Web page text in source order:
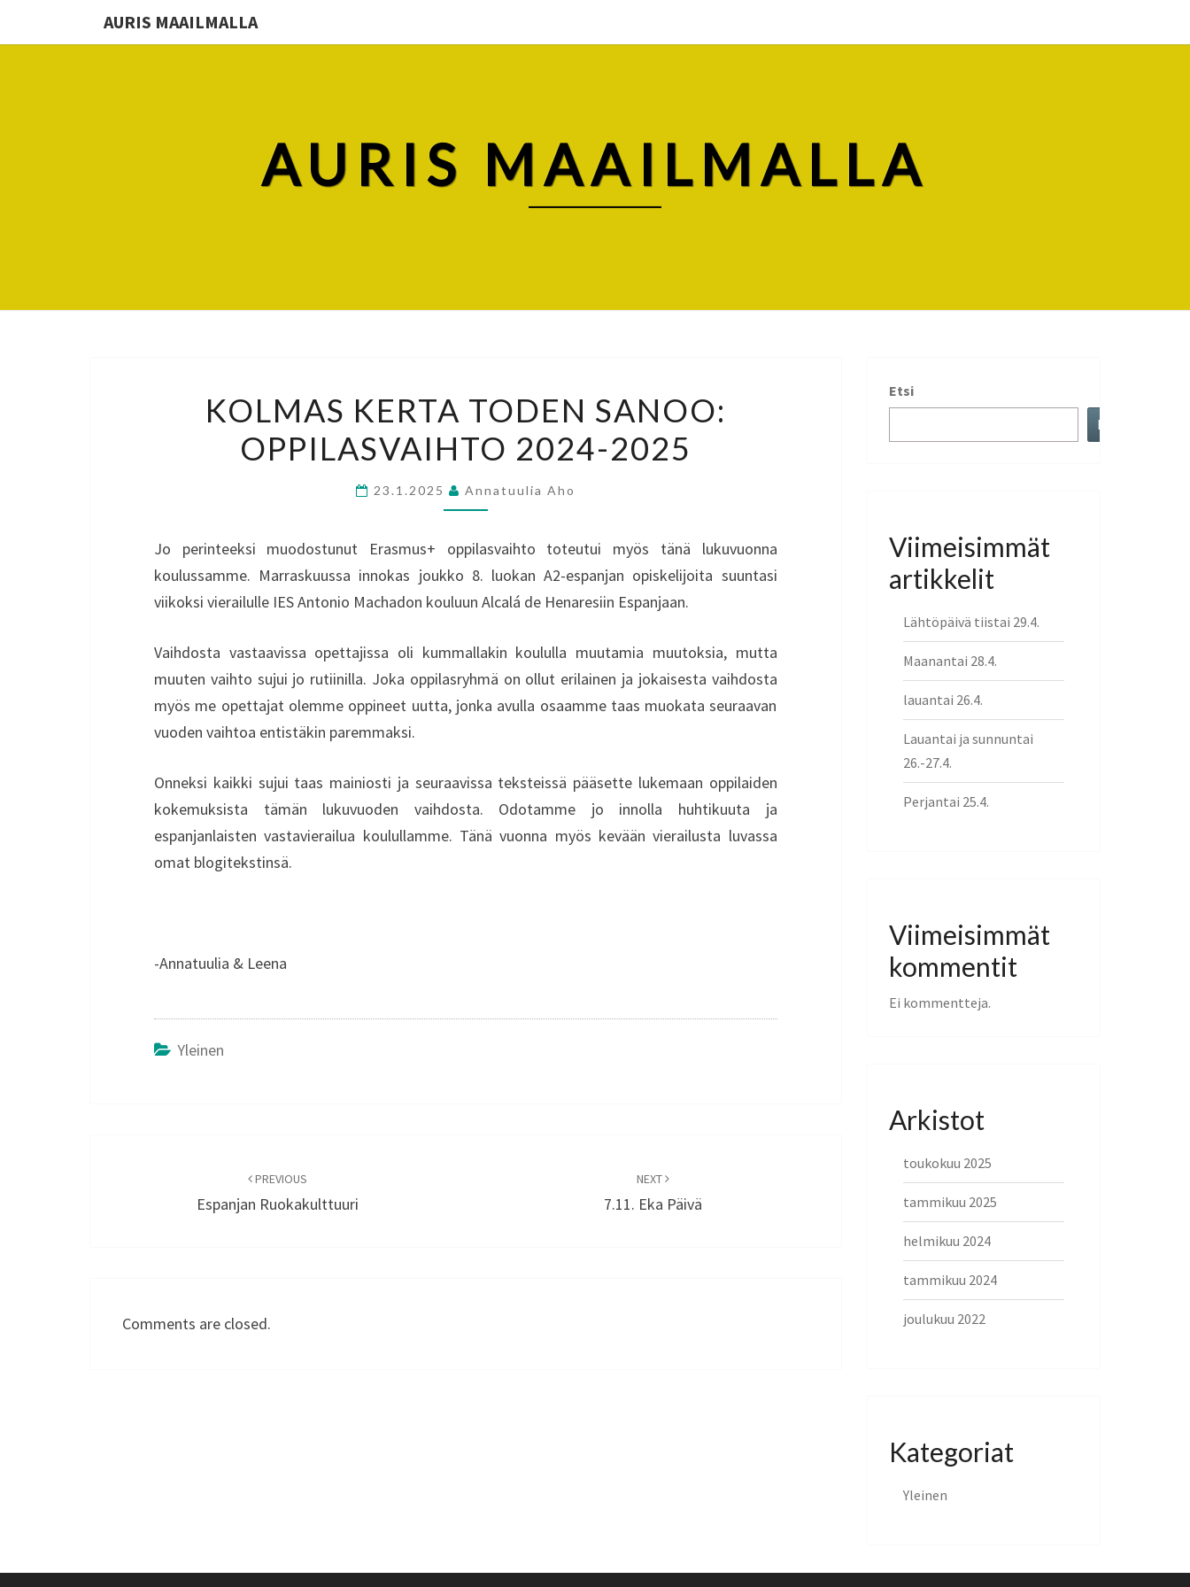
AURIS MAAILMALLA
AURIS MAAILMALLA
KERTA
TODEN
SANOO:
OPPILASVAIHTO
2025
KOLMAS KERTA TODEN SANOO:
OPPILASVAIHTO 2024-2025
23.1.2025 Annatuulia Aho
Jo perinteeksi muodostunut Erasmus+ oppilasvaihto toteutui myös tänä lukuvuonna
koulussamme. Marraskuussa innokas joukko 8. luokan A2-espanjan opiskelijoita suuntasi
viikoksi vierailulle IES Antonio Machadon kouluun Alcalá de Henaresiin Espanjaan.
Vaihdosta vastaavissa opettajissa oli kummallakin koululla muutamia muutoksia, mutta
muuten vaihto sujui jo rutiinilla. Joka oppilasryhmä on ollut erilainen ja jokaisesta vaihdosta
myös me opettajat olemme oppineet uutta, jonka avulla osaamme taas muokata seuraavan
vuoden vaihtoa entistäkin paremmaksi.
Onneksi kaikki sujui taas mainiosti ja seuraavissa teksteissä pääsette lukemaan oppilaiden
kokemuksista tämän lukuvuoden vaihdosta. Odotamme jo innolla huhtikuuta ja
espanjanlaisten vastavierailua koulullamme. Tänä vuonna myös kevään vierailusta luvassa
omat blogitekstinsä.
-Annatuulia & Leena
Yleinen
PREVIOUS
Espanjan Ruokakulttuuri
NEXT
7.11. Eka Päivä
Comments are closed.
Etsi
Etsi
Viimeisimmät
artikkelit
Lähtöpäivä tiistai 29.4.
Maanantai 28.4.
lauantai 26.4.
Lauantai ja sunnuntai
26.-27.4.
Perjantai 25.4.
Viimeisimmät
kommentit
Ei kommentteja.
Arkistot
toukokuu 2025
tammikuu 2025
helmikuu 2024
tammikuu 2024
joulukuu 2022
Kategoriat
Yleinen